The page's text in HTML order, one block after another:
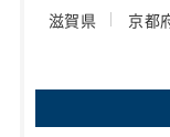
滋賀県 京都